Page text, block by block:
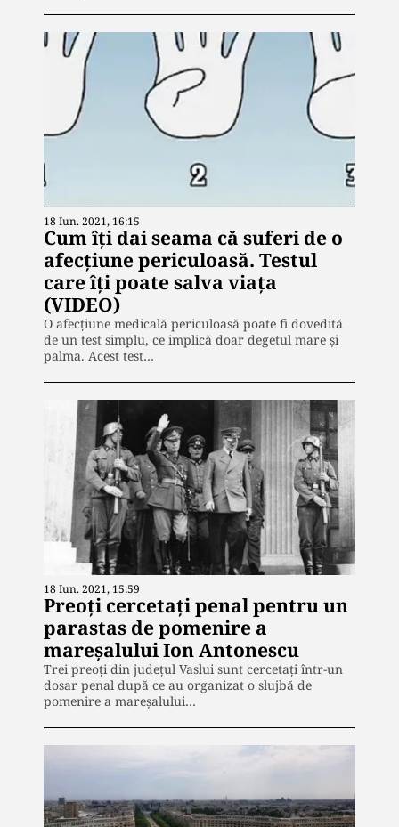
18 Iun. 2021, 16:15
Cum îți dai seama că suferi de o
afecțiune periculoasă. Testul
care îți poate salva viața
(VIDEO)
O afecțiune medicală periculoasă poate fi dovedită
de un test simplu, ce implică doar degetul mare și
palma. Acest test…
18 Iun. 2021, 15:59
Preoți cercetați penal pentru un
parastas de pomenire a
mareșalului Ion Antonescu
Trei preoți din județul Vaslui sunt cercetați într-un
dosar penal după ce au organizat o slujbă de
pomenire a mareșalului…